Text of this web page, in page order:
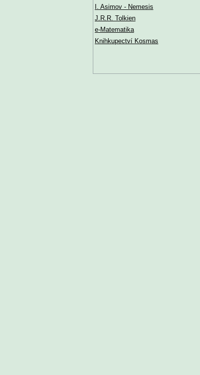
I. Asimov - Nemesis
J.R.R. Tolkien
e-Matematika
Knihkupectví Kosmas